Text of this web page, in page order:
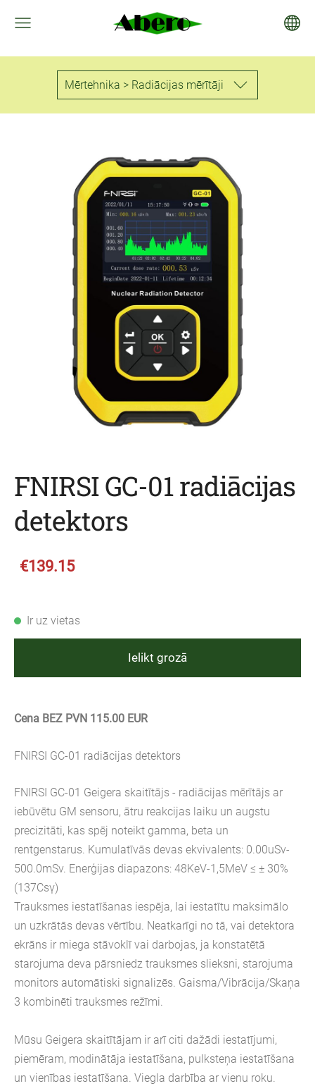
Mērtehnika > Radiācijas mērītāji
FNIRSI GC-01 radiācijas
detektors
€139.15
Ir uz vietas
Ielikt grozā
Cena BEZ PVN 115.00 EUR
FNIRSI GC-01 radiācijas detektors
FNIRSI GC-01 Geigera skaitītājs - radiācijas mērītājs ar
iebūvētu GM sensoru, ātru reakcijas laiku un augstu
precizitāti, kas spēj noteikt gamma, beta un
rentgenstarus. Kumulatīvās devas ekvivalents: 0.00uSv-
500.0mSv. Enerģijas diapazons: 48KeV-1,5MeV ≤ ± 30%
(137Csγ)
Trauksmes iestatīšanas iespēja, lai iestatītu maksimālo
un uzkrātās devas vērtību. Neatkarīgi no tā, vai detektora
ekrāns ir miega stāvoklī vai darbojas, ja konstatētā
starojuma deva pārsniedz trauksmes slieksni, starojuma
monitors automātiski signalizēs. Gaisma/Vibrācija/Skaņa
3 kombinēti trauksmes režīmi.
Mūsu Geigera skaitītājam ir arī citi dažādi iestatījumi,
piemēram, modinātāja iestatīšana, pulksteņa iestatīšana
un vienības iestatīšana. Viegla darbība ar vienu roku.